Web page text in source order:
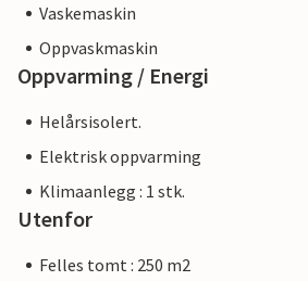
Vaskemaskin
Oppvaskmaskin
Oppvarming / Energi
Helårsisolert.
Elektrisk oppvarming
Klimaanlegg : 1 stk.
Utenfor
Felles tomt : 250 m2